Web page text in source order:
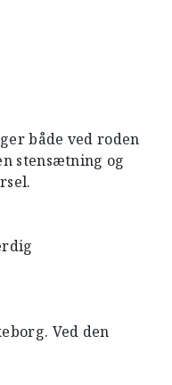
både ved roden
stensætning og
Ved den